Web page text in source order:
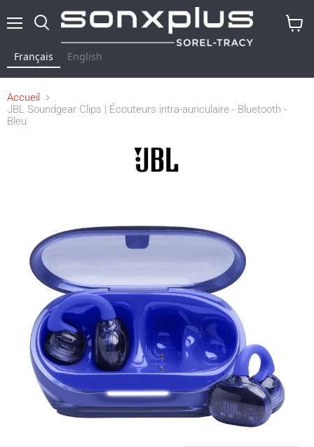
Français English
Accueil
JBL Soundgear Clips | Écouteurs intra-auriculaire - Bluetooth -
Bleu